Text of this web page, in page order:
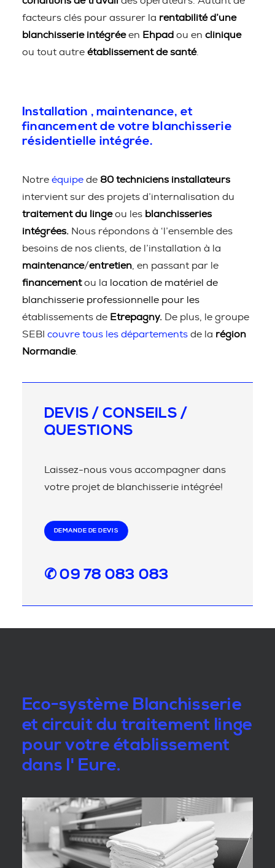
facteurs clés pour assurer la rentabilité d’une
blanchisserie intégréeen Ehpad ou en clinique
ou tout autre établissement de santé.
Installation , maintenance, et
financement de votre blanchisserie
résidentielle intégrée.
Notre équipe de 80 techniciens installateurs
intervient sur des projets d’internalisation du
traitement du lingeou les blanchisseries
intégrées. Nous répondons à ‘l’ensemble des
besoins de nos clients, de l’installation à la
maintenance/entretien , en passant par le
financementou la location de matériel de
blanchisserie professionnelle pour les
établissements de Etrepagny. De plus, le groupe
SEBI couvre tous les départements de la région
Normandie.
DEVIS / CONSEILS /
QUESTIONS
Laissez-nous vous accompagner dans
votre projet de blanchisserie intégrée!
DEMANDE DE DEVIS
✆ 09 78 083 083
Eco-système Blanchisserie
et circuit du traitement linge
pour votre établissement
dans l' Eure.